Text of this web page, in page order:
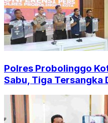
Polres Probolinggo
Sabu, Tiga Tersangka